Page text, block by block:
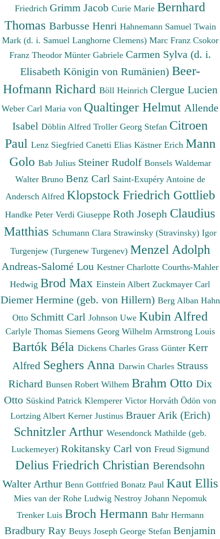
Friedrich Grimm Jacob Curie Marie Bernhard
Thomas Barbusse Henri Hahnemann Samuel Twain
Mark (d. i. Samuel Langhorne Clemens) Marc Franz Csokor
Franz Theodor Münter Gabriele Carmen Sylva (d. i.
Elisabeth Königin von Rumänien) Beer-
Hofmann Richard Böll Heinrich Clergue Lucien
Weber Carl Maria von Qualtinger Helmut Allende
Isabel Döblin Alfred Troller Georg Stefan Citroen
Paul Lenz Siegfried Canetti Elias Kästner Erich Mann
Golo Bab Julius Steiner Rudolf Bonsels Waldemar
Walter Bruno Benz Carl Saint-Exupéry Antoine de
Andersch Alfred Klopstock Friedrich Gottlieb
Handke Peter Verdi Giuseppe Roth Joseph Claudius
Matthias Schumann Clara Strawinsky (Stravinsky) Igor
Turgenjew (Turgenew Turgenev) Menzel Adolph
Andreas-Salomé Lou Kestner Charlotte Courths-Mahler
Hedwig Brod Max Einstein Albert Zuckmayer Carl
Diemer Hermine (geb. von Hillern) Berg Alban Hahn
Otto Schmitt Carl Johnson Uwe Kubin Alfred
Carlyle Thomas Siemens Georg Wilhelm Armstrong Louis
Bartók Béla Dickens Charles Grass Günter Kerr
Alfred Seghers Anna Darwin Charles Strauss
Richard Bunsen Robert Wilhem Brahm Otto Dix
Otto Süskind Patrick Klemperer Victor Horváth Ödön von
Lortzing Albert Kerner Justinus Brauer Arik (Erich)
Schnitzler Arthur Wesendonck Mathilde (geb.
Luckemeyer) Rokitansky Carl von Freud Sigmund
Delius Friedrich Christian Berendsohn
Walter Arthur Benn Gottfried Bonatz Paul Kaut Ellis
Mies van der Rohe Ludwig Nestroy Johann Nepomuk
Trenker Luis Broch Hermann Bahr Hermann
Bradbury Ray Beuys Joseph George Stefan Benjamin